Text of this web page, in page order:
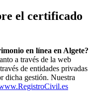
el certificado
en línea en Algete?
a través de la web
de entidades privadas
dicha gestión. Nuestra